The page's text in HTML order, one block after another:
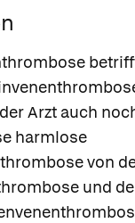
Arzt auch
harmlose
von
und